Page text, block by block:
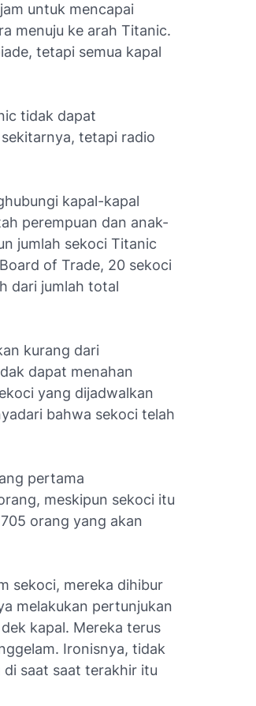
untuk mencapai
menuju ke arah Titanic.
tetapi semua kapal
tidak dapat
tetapi radio
kapal-kapal
perempuan dan anak-
jumlah sekoci Titanic
of Trade, 20 sekoci
dari jumlah total
kurang dari
dapat menahan
yang dijadwalkan
bahwa sekoci telah
pertama
meskipun sekoci itu
orang yang akan
sekoci, mereka dihibur
melakukan pertunjukan
kapal. Mereka terus
Ironisnya, tidak
saat saat terakhir itu